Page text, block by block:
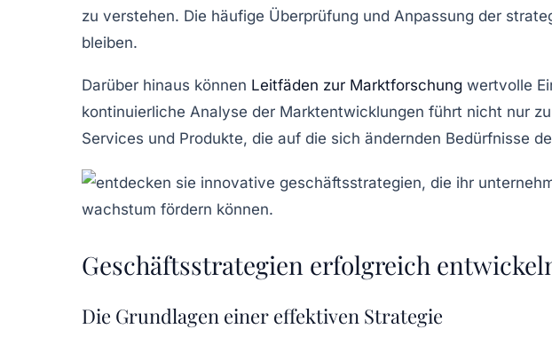
zu verstehen. Die häufige Überprüfung und Anpassung der
bleiben.
Darüber hinaus können Leitfäden zur Marktforschung wertvolle
kontinuierliche Analyse der Marktentwicklungen führt nicht nur
Services und Produkte, die auf die sich ändernden Bedürfnisse
Geschäftsstrategien erfolgreich
Die Grundlagen einer effektiven Strategie